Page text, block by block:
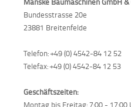
Sonstiges
Sonderaktionen
Angebote
Bundesstrasse 20e
23881 Breitenfelde
Telefon: +49 (0) 4542-84 12 52
Telefax: +49 (0) 4542-84 12 53
Geschäftszeiten:
Montag bis Freitag: 7:00 - 17:00